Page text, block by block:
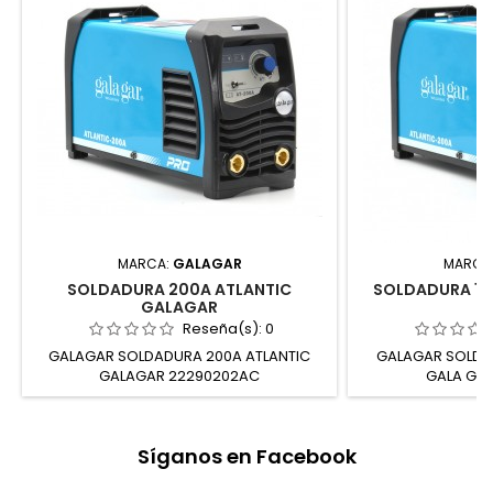
MARCA: GALAGAR
SOLDADURA 200A ATLANTIC
GALAGAR
Reseña(s): 0
GALAGAR SOLDADURA 200A ATLANTIC
GALAGAR 22290202AC
SOLDADURA
GALAGAR
GALA
Síganos en Facebook